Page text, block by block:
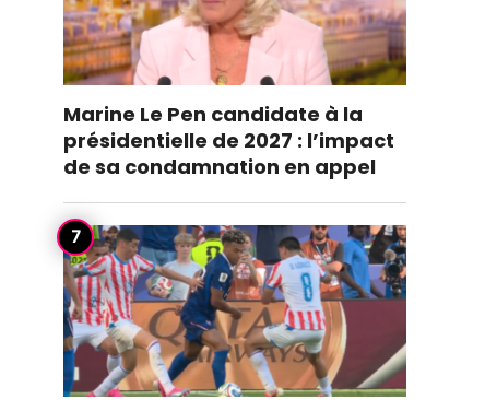
Marine Le Pen candidate à la
présidentielle de 2027 : l’impact
de sa condamnation en appel